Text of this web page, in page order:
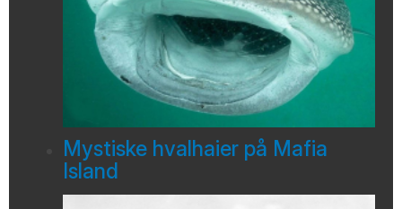
Mystiske hvalhaier på Mafia
Island